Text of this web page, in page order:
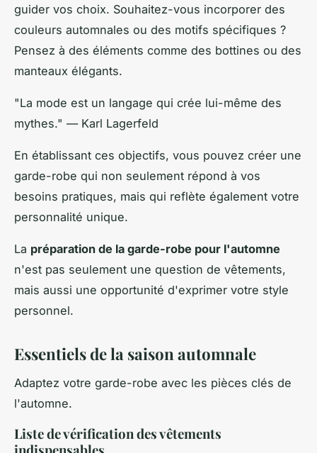
guider vos choix. Souhaitez-vous incorporer des
couleurs automnales ou des motifs spécifiques ?
Pensez à des éléments comme des bottines ou des
manteaux élégants.
"La mode est un langage qui crée lui-même des
mythes." — Karl Lagerfeld
En établissant ces objectifs, vous pouvez créer une
garde-robe qui non seulement répond à vos
besoins pratiques, mais qui reflète également votre
personnalité unique.
La préparation de la garde-robe pour l'automne
n'est pas seulement une question de vêtements,
mais aussi une opportunité d'exprimer votre style
personnel.
Essentiels de la saison automnale
Adaptez votre garde-robe avec les pièces clés de
l'automne.
Liste de vérification des vêtements